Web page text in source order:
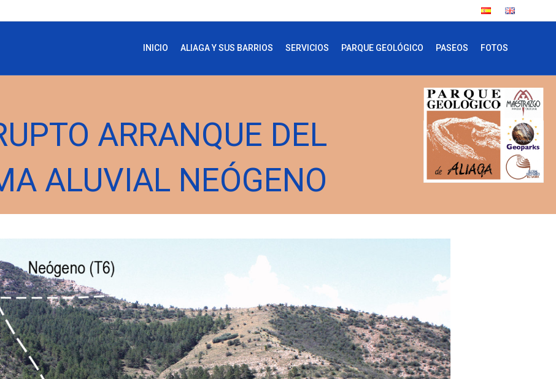
INICIO ALIAGA Y SUS BARRIOS SERVICIOS PARQUE GEOLÓGICO PASEOS FOTOS
ARRANQUE DEL
ALUVIAL NEÓGENO